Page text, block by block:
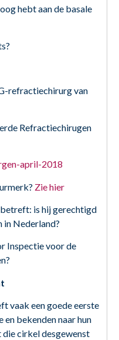
hebt aan de basale
refractiechirurg van
Refractiechirugen
april-2018
Zie hier
is hij gerechtigd
in Nederland?
Inspectie voor de
vaak een goede eerste
en bekenden naar hun
cirkel desgewenst